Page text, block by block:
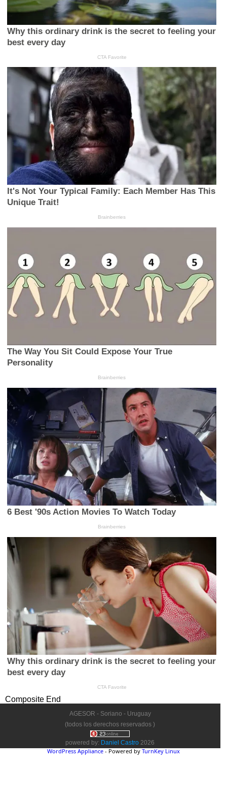
Composite End
AGESOR - Soriano - Uruguay
(todos los derechos reservados )
powered by: Daniel Castro 2026
WordPress Appliance- Powered byTurnKey Linux